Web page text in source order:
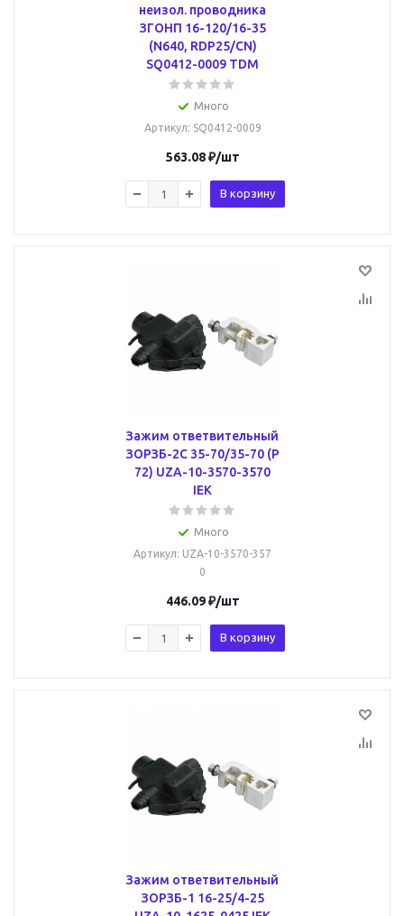
неизол. проводника
ЗГОНП 16-120/16-35
(N640, RDP25/CN)
SQ0412-0009 TDM
Много
Артикул: SQ0412-0009
563.08₽/шт
В корзину
Зажим ответвительный
ЗОРЗБ-2С 35-70/35-70 (Р
72) UZA-10-3570-3570
IEK
Много
Артикул: UZA-10-3570-357
0
446.09₽/шт
В корзину
Зажим ответвительный
ЗОРЗБ-1 16-25/4-25